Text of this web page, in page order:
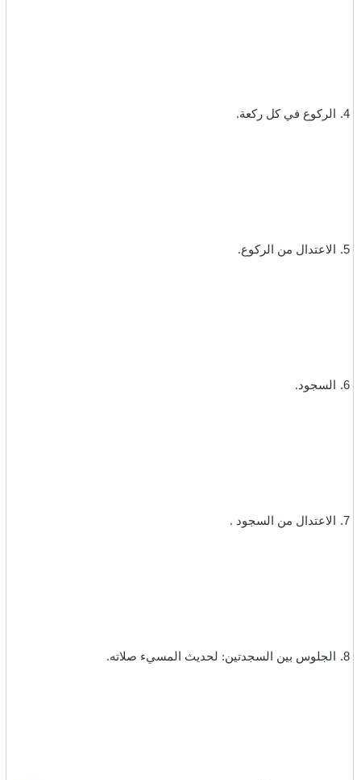
4. الركوع في كل ركعة.‏
5. الاعتدال من الركوع.‏
6. السجود.‏
7. الاعتدال من السجود .‏
‎8. الجلوس بين السجدتين: لحديث المسيء صلاته.‏